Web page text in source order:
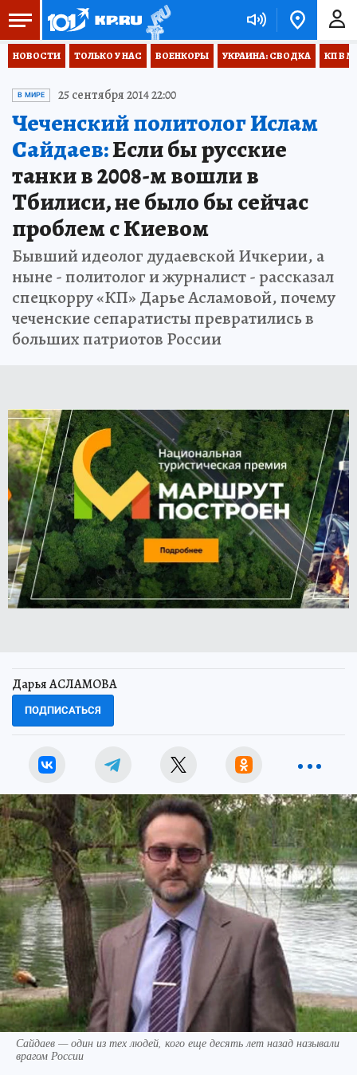
НОВОСТИ ТОЛЬКО У НАС ВОЕНКОРЫ УКРАИНА: СВОДКА КП В
В МИРЕ 25 сентября 2014 22:00
Чеченский политолог Ислам
Сайдаев:Если бы русские
танки в 2008-м вошли в
Тбилиси, не было бы сейчас
проблем с Киевом
Бывший идеолог дудаевской Ичкерии, а
ныне - политолог и журналист - рассказал
спецкорру «КП» Дарье Асламовой, почему
чеченские сепаратисты превратились в
больших патриотов России
Дарья АСЛАМОВА
ПОДПИСАТЬСЯ
Сайдаев — один из тех людей, кого еще десять лет назад называли
врагом России